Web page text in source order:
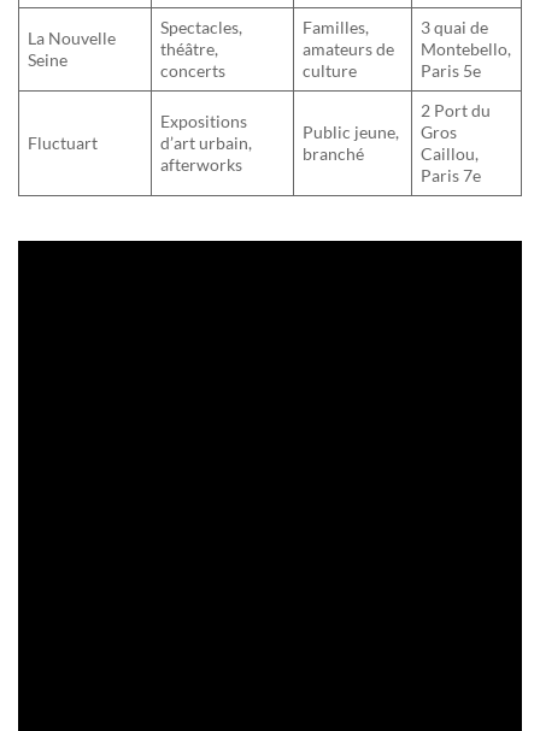
La Nouvelle
Seine
Spectacles,
théâtre,
concerts
Familles,
amateurs de
culture
3 quai de
Montebello,
Paris 5e
Fluctuart
Expositions
d’art urbain,
afterworks
Public jeune,
branché
2 Port du
Gros
Caillou,
Paris 7e